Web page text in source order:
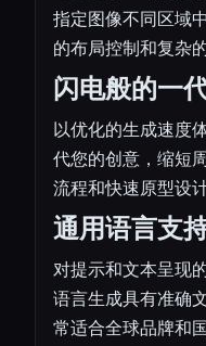
指定图像不同区域
的布局控制和复杂
闪电般的一
以优化的生成速度
代您的创意，缩短
流程和快速原型设计
通用语言支
对提示和文本呈现
语言生成具有准确
常适合全球品牌和